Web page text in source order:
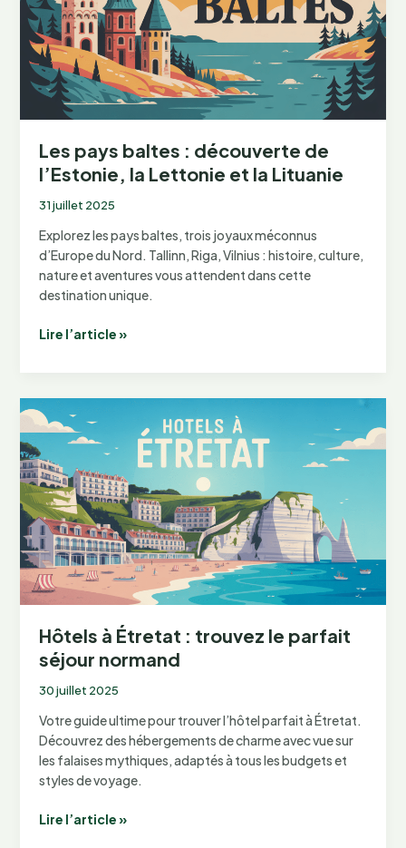
l’archipel
norvégien
Les pays baltes : découverte de
l’Estonie, la Lettonie et la Lituanie
31 juillet 2025
Explorez les pays baltes, trois joyaux méconnus
d’Europe du Nord. Tallinn, Riga, Vilnius : histoire, culture,
nature et aventures vous attendent dans cette
destination unique.
Les
découverte
de
l’Estonie,
la
Lettonie
et
la
Lituanie
Lire l’article »
Hôtels à Étretat : trouvez le parfait
séjour normand
30 juillet 2025
Votre guide ultime pour trouver l’hôtel parfait à Étretat.
Découvrez des hébergements de charme avec vue sur
les falaises mythiques, adaptés à tous les budgets et
styles de voyage.
Hôtels
Lire l’article »